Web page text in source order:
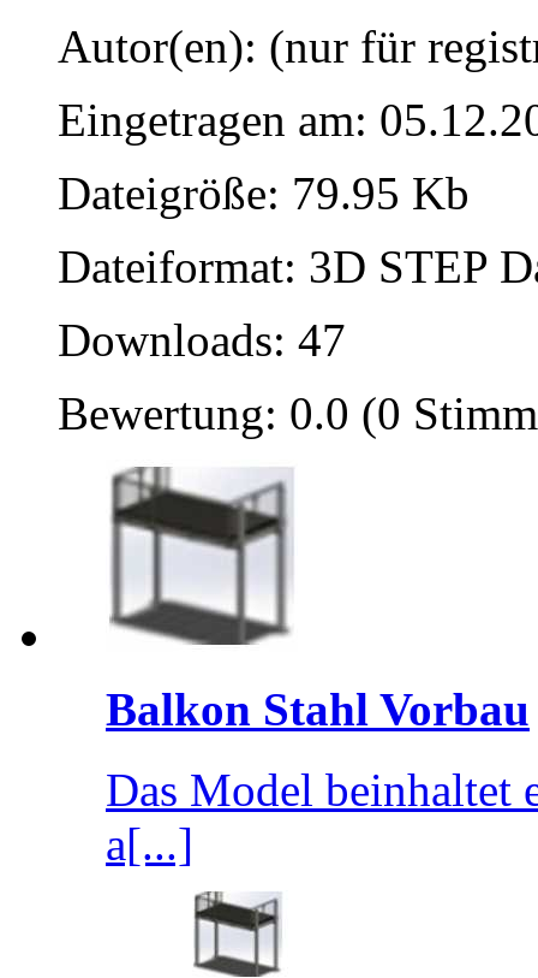
Autor(en): (nur für
Eingetragen am:
Dateigröße: 79.95 Kb
Dateiformat: 3D STEP
Downloads: 47
Bewertung: 0.0 (0
Balkon Stahl Vorbau
Das Model beinhaltet
a[...]